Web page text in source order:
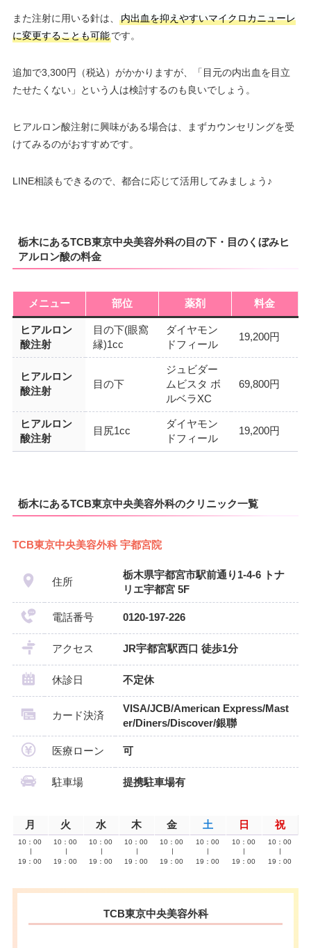
また注射に用いる針は、
内出血を抑えやすいマイクロカニューレ
に変更することも可能です。
追加で3,300円（税込）がかかりますが、「目元の内出血を目立
たせたくない」という人は検討するのも良いでしょう。
ヒアルロン酸注射に興味がある場合は、まずカウンセリングを受
けてみるのがおすすめです。
LINE相談もできるので、都合に応じて活用してみましょう♪
栃木にあるTCB東京中央美容外科の目の下・目のくぼみヒ
アルロン酸の料金
メニュー 部位 薬剤 料金
ヒアルロン
酸注射
目の下(眼窩
縁)1cc
ダイヤモン
ドフィール
19,200円
ヒアルロン
酸注射
目の下
ジュビダー
ムビスタ ボ
ルベラXC
69,800円
ヒアルロン
酸注射
目尻1cc
ダイヤモン
ドフィール
19,200円
栃木にあるTCB東京中央美容外科のクリニック一覧
TCB東京中央美容外科 宇都宮院
住所
栃木県宇都宮市駅前通り1-4-6 トナ
リエ宇都宮 5F
電話番号 0120-197-226
アクセス JR宇都宮駅西口 徒歩1分
休診日 不定休
カード決済
VISA/JCB/American Express/Mast
er/Diners/Discover/銀聯
医療ローン 可
駐車場 提携駐車場有
月 火 水 木 金 土 日 祝
10：00
19：00
10：00
19：00
10：00
19：00
10：00
19：00
10：00
19：00
10：00
19：00
10：00
19：00
10：00
19：00
TCB東京中央美容外科